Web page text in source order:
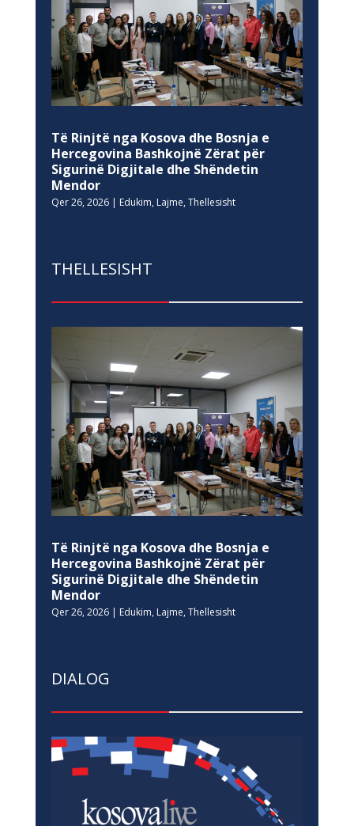
Të Rinjtë nga Kosova dhe Bosnja e
Hercegovina Bashkojnë Zërat për
Sigurinë Digjitale dhe Shëndetin
Mendor
Qer 26, 2026| Edukim, Lajme, Thellesisht
THELLESISHT
Të Rinjtë nga Kosova dhe Bosnja e
Hercegovina Bashkojnë Zërat për
Sigurinë Digjitale dhe Shëndetin
Mendor
Qer 26, 2026| Edukim, Lajme, Thellesisht
DIALOG